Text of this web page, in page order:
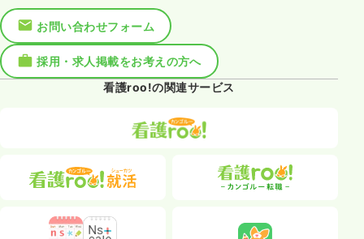
お問い合わせフォーム
採用・求人掲載をお考えの方へ
看護roo!の関連サービス